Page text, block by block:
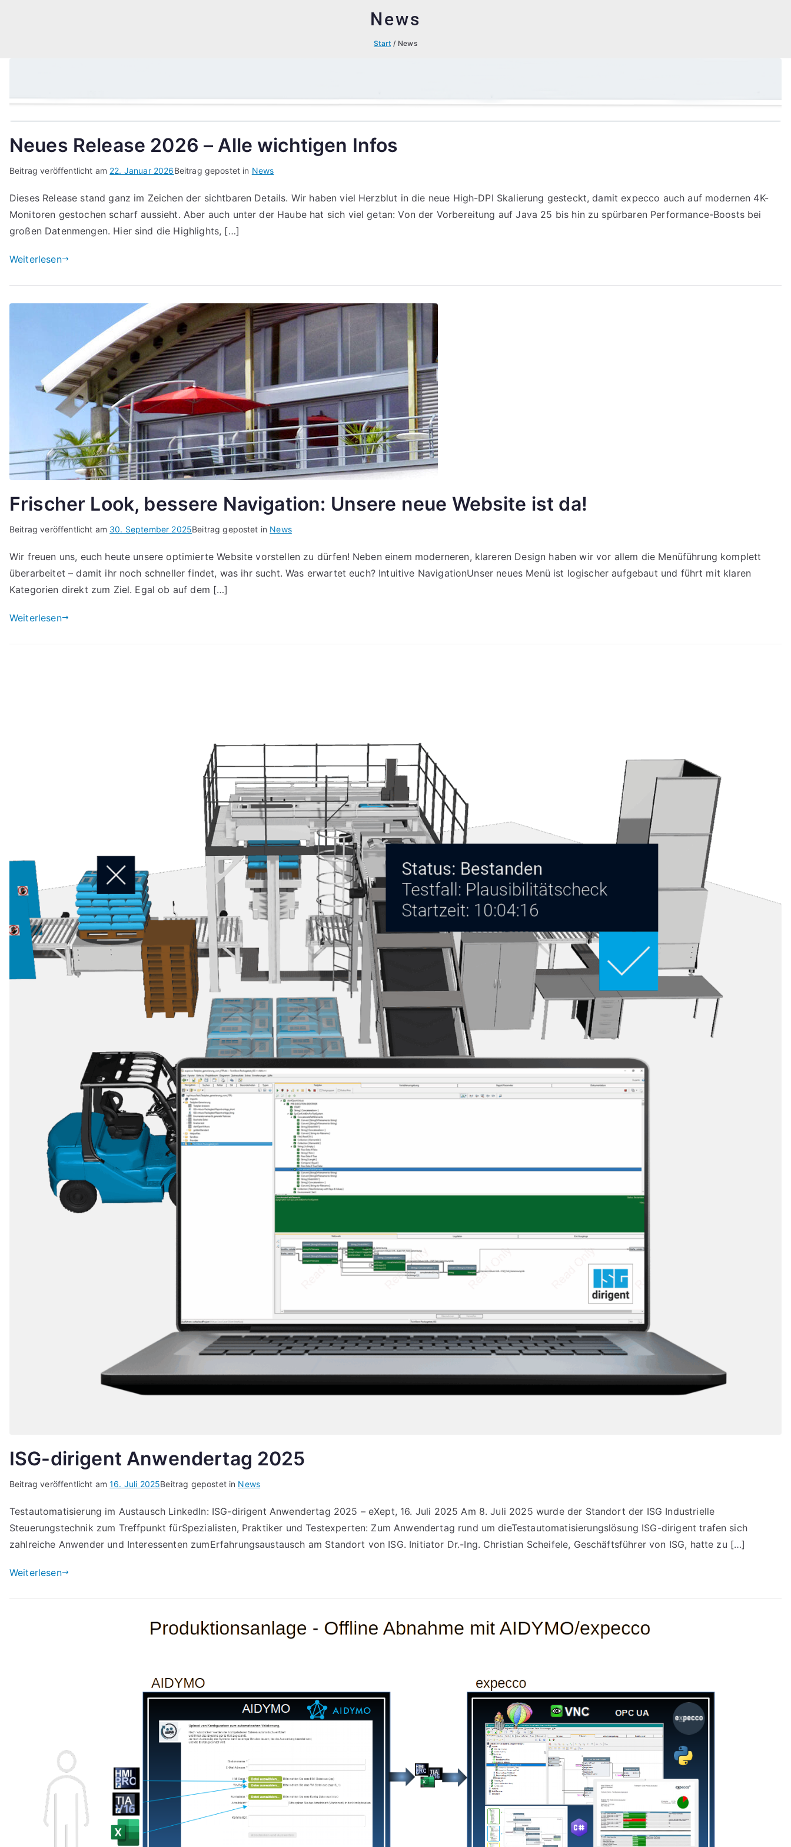
News
Start News
Neues Release 2026 – Alle wichtigen Infos
Beitrag veröffentlicht am 22. Januar 2026Beitrag gepostet in News
Dieses Release stand ganz im Zeichen der sichtbaren Details. Wir haben viel Herzblut in die neue High-DPI Skalierung gesteckt, damit expecco auch auf modernen 4K-
Monitoren gestochen scharf aussieht. Aber auch unter der Haube hat sich viel getan: Von der Vorbereitung auf Java 25 bis hin zu spürbaren Performance-Boosts bei
großen Datenmengen. Hier sind die Highlights, […]
Weiterlesen
Frischer Look, bessere Navigation: Unsere neue Website ist da!
Beitrag veröffentlicht am 30. September 2025Beitrag gepostet in News
Wir freuen uns, euch heute unsere optimierte Website vorstellen zu dürfen! Neben einem moderneren, klareren Design haben wir vor allem die Menüführung komplett
überarbeitet – damit ihr noch schneller findet, was ihr sucht. Was erwartet euch? Intuitive NavigationUnser neues Menü ist logischer aufgebaut und führt mit klaren
Kategorien direkt zum Ziel. Egal ob auf dem […]
Weiterlesen
ISG-dirigent Anwendertag 2025
Beitrag veröffentlicht am16. Juli 2025Beitrag gepostet in News
Testautomatisierung im Austausch LinkedIn: ISG-dirigent Anwendertag 2025 – eXept, 16. Juli 2025 Am 8. Juli 2025 wurde der Standort der ISG Industrielle
Steuerungstechnik zum Treffpunkt fürSpezialisten, Praktiker und Testexperten: Zum Anwendertag rund um dieTestautomatisierungslösung ISG-dirigent trafen sich
zahlreiche Anwender und Interessenten zumErfahrungsaustausch am Standort von ISG. Initiator Dr.-Ing. Christian Scheifele, Geschäftsführer von ISG, hatte zu […]
Weiterlesen